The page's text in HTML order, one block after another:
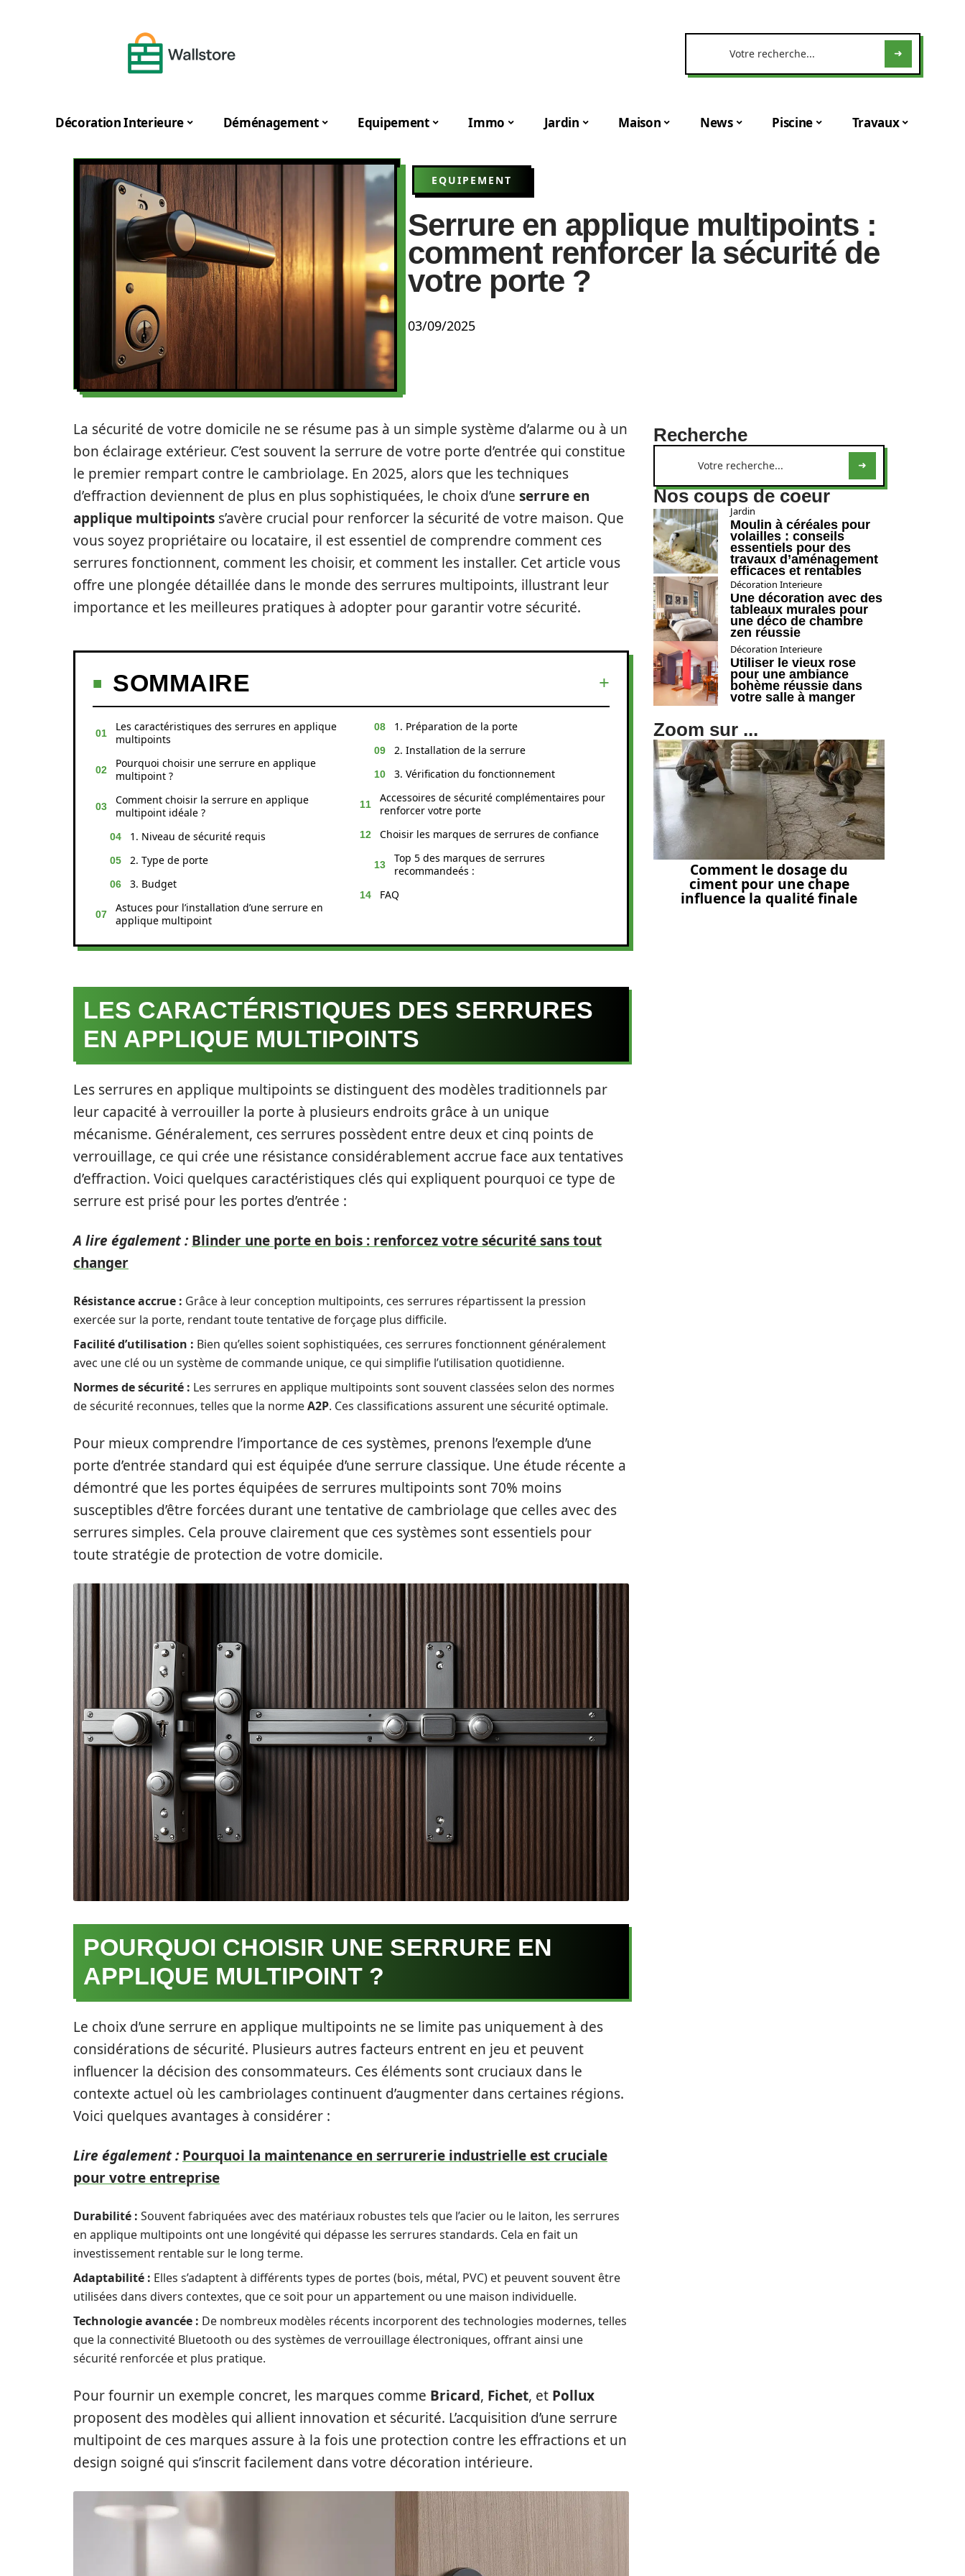
Décoration Interieure Déménagement Equipement Immo Jardin Maison News Piscine Travaux
EQUIPEMENT
Serrure en applique multipoints :
comment renforcer la sécurité de
votre porte ?
03/09/2025
La sécurité de votre domicile ne se résume pas à un simple système d’alarme ou à un
bon éclairage extérieur. C’est souvent la serrure de votre porte d’entrée qui constitue
le premier rempart contre le cambriolage. En 2025, alors que les techniques
d’effraction deviennent de plus en plus sophistiquées, le choix d’une serrure en
applique multipoints s’avère crucial pour renforcer la sécurité de votre maison. Que
vous soyez propriétaire ou locataire, il est essentiel de comprendre comment ces
serrures fonctionnent, comment les choisir, et comment les installer. Cet article vous
offre une plongée détaillée dans le monde des serrures multipoints, illustrant leur
importance et les meilleures pratiques à adopter pour garantir votre sécurité.
SOMMAIRE
Les caractéristiques des serrures en applique
multipoints
Pourquoi choisir une serrure en applique
multipoint ?
Comment choisir la serrure en applique
multipoint idéale ?
1. Niveau de sécurité requis
2. Type de porte
3. Budget
Astuces pour l’installation d’une serrure en
applique multipoint
1. Préparation de la porte
2. Installation de la serrure
3. Vérification du fonctionnement
Accessoires de sécurité complémentaires pour
renforcer votre porte
Choisir les marques de serrures de confiance
Top 5 des marques de serrures
recommandeés :
FAQ
LES CARACTÉRISTIQUES DES SERRURES
EN APPLIQUE MULTIPOINTS
Les serrures en applique multipoints se distinguent des modèles traditionnels par
leur capacité à verrouiller la porte à plusieurs endroits grâce à un unique
mécanisme. Généralement, ces serrures possèdent entre deux et cinq points de
verrouillage, ce qui crée une résistance considérablement accrue face aux tentatives
d’effraction. Voici quelques caractéristiques clés qui expliquent pourquoi ce type de
serrure est prisé pour les portes d’entrée :
A lire également : Blinder une porte en bois : renforcez votre sécurité sans tout
changer
Résistance accrue : Grâce à leur conception multipoints, ces serrures répartissent la pression
exercée sur la porte, rendant toute tentative de forçage plus difficile.
Facilité d’utilisation : Bien qu’elles soient sophistiquées, ces serrures fonctionnent généralement
avec une clé ou un système de commande unique, ce qui simplifie l’utilisation quotidienne.
Normes de sécurité : Les serrures en applique multipoints sont souvent classées selon des normes
de sécurité reconnues, telles que la normeA2P. Ces classifications assurent une sécurité optimale.
Pour mieux comprendre l’importance de ces systèmes, prenons l’exemple d’une
porte d’entrée standard qui est équipée d’une serrure classique. Une étude récente a
démontré que les portes équipées de serrures multipoints sont 70% moins
susceptibles d’être forcées durant une tentative de cambriolage que celles avec des
serrures simples. Cela prouve clairement que ces systèmes sont essentiels pour
toute stratégie de protection de votre domicile.
POURQUOI CHOISIR UNE SERRURE EN
APPLIQUE MULTIPOINT ?
Le choix d’une serrure en applique multipoints ne se limite pas uniquement à des
considérations de sécurité. Plusieurs autres facteurs entrent en jeu et peuvent
influencer la décision des consommateurs. Ces éléments sont cruciaux dans le
contexte actuel où les cambriolages continuent d’augmenter dans certaines régions.
Voici quelques avantages à considérer :
Lire également : Pourquoi la maintenance en serrurerie industrielle est cruciale
pour votre entreprise
Durabilité : Souvent fabriquées avec des matériaux robustes tels que l’acier ou le laiton, les serrures
en applique multipoints ont une longévité qui dépasse les serrures standards. Cela en fait un
investissement rentable sur le long terme.
Adaptabilité : Elles s’adaptent à différents types de portes (bois, métal, PVC) et peuvent souvent être
utilisées dans divers contextes, que ce soit pour un appartement ou une maison individuelle.
Technologie avancée : De nombreux modèles récents incorporent des technologies modernes, telles
que la connectivité Bluetooth ou des systèmes de verrouillage électroniques, offrant ainsi une
sécurité renforcée et plus pratique.
Pour fournir un exemple concret, les marques comme Bricard, Fichet, et Pollux
proposent des modèles qui allient innovation et sécurité. L’acquisition d’une serrure
multipoint de ces marques assure à la fois une protection contre les effractions et un
design soigné qui s’inscrit facilement dans votre décoration intérieure.
Recherche
Nos coups de coeur
Jardin
Moulin à céréales pour
volailles : conseils
essentiels pour des
travaux d’aménagement
efficaces et rentables
Décoration Interieure
Une décoration avec des
tableaux murales pour
une déco de chambre
zen réussie
Décoration Interieure
Utiliser le vieux rose
pour une ambiance
bohème réussie dans
votre salle à manger
Zoom sur ...
Comment le dosage du
ciment pour une chape
influence la qualité finale